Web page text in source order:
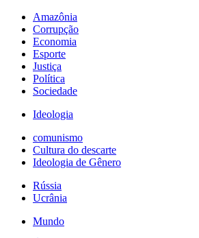
Amazônia
Corrupção
Economia
Esporte
Justiça
Política
Sociedade
Ideologia
comunismo
Cultura do descarte
Ideologia de Gênero
Rússia
Ucrânia
Mundo